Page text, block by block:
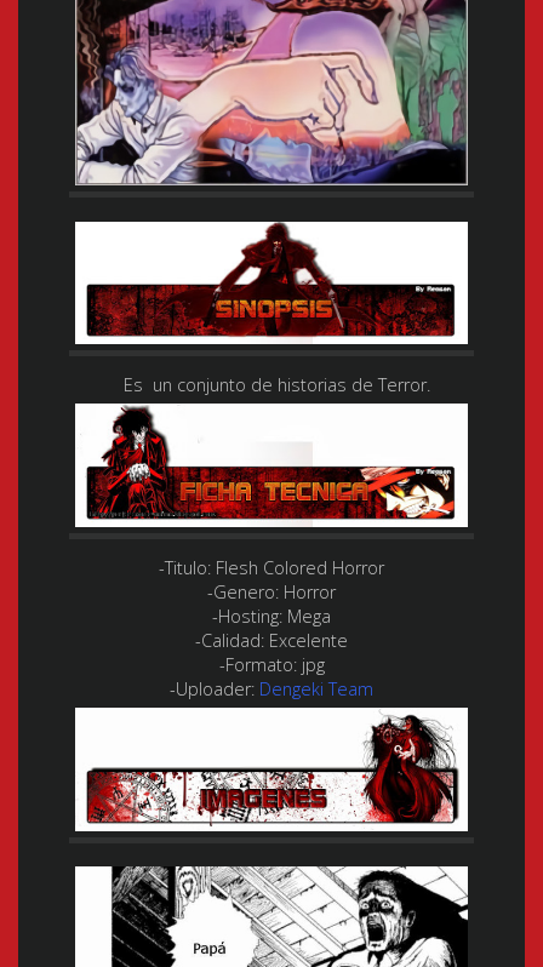
Es un conjunto de historias de Terror.
-Titulo: Flesh Colored Horror
-Genero: Horror
-Hosting: Mega
-Calidad: Excelente
-Formato:jpg
-Uploader: Dengeki Team